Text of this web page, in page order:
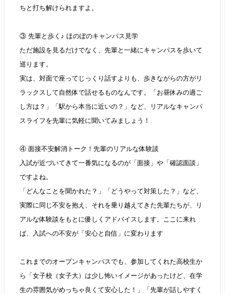
ちと打ち解けられますよ。
③ 先輩と歩く♪ ほのぼのキャンパス見学
ただ施設を見るだけでなく、先輩と一緒にキャンパスを歩いて
巡ります。
実は、対面で座ってじっくり話すよりも、歩きながらの方がリ
ラックスして自然体で話せるものなんです。「お昼休みの過ご
し方は？」「駅から本当に近いの？」など、リアルなキャンパ
スライフを先輩に気軽に聞いてみましょう！
④ 面接不安解消トーク！先輩のリアルな体験談
入試が近づいてきて一番気になるのが「面接」や「確認面談」
ですよね。
「どんなことを聞かれた？」「どうやって対策した？」など、
実際に同じ不安を抱え、それを乗り越えてきた先輩たちが、リ
アルな体験談をもとに優しくアドバイスします。ここに来れ
ば、入試への不安が「安心と自信」に変わります
これまでのオープンキャンパスでも、参加してくれた高校生か
ら「女子校（女子大）は少し怖いイメージがあったけど、在学
生の雰囲気がめっちゃ良くて安心した！」「先輩が話しやすく